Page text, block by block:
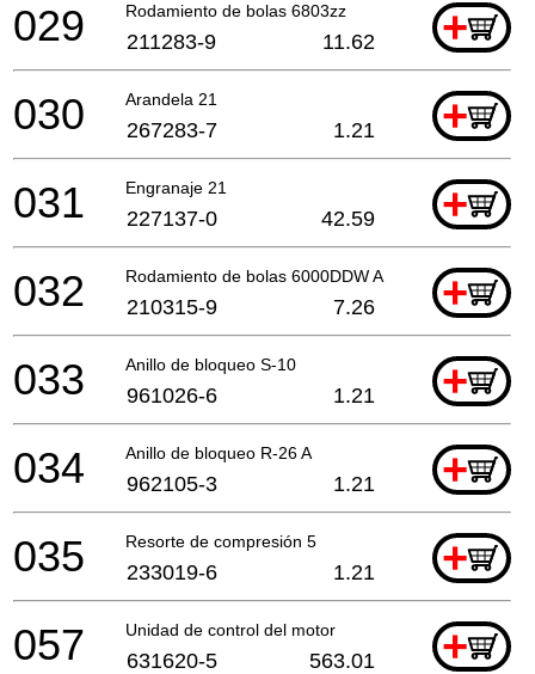
Rodamiento de bolas 6803zz +
029 211283-9 11.62
Arandela 21 +
030 267283-7 1.21
Engranaje 21 +
031 227137-0 42.59
Rodamiento de bolas 6000DDW A +
032 210315-9 7.26
Anillo de bloqueo S-10 +
033 961026-6 1.21
Anillo de bloqueo R-26 A +
034 962105-3 1.21
Resorte de compresión 5 +
035 233019-6 1.21
Unidad de control del motor +
057 631620-5 563.01